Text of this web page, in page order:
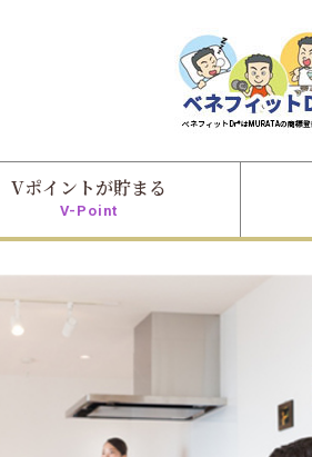
Vポイントが貯まる
V-Point